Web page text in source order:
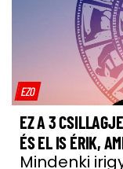
EZO
EZ A 3
ÉS EL IS ÉRIK,
Mindenki